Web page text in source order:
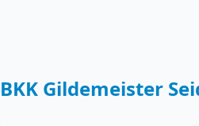
BKK Gildemeister